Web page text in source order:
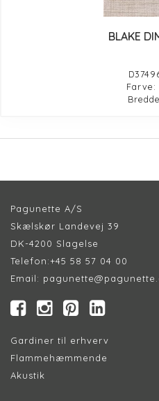
BLAKE
Farve:
Pagunette A/S
Skælskør Landevej 39
DK-4200 Slagelse
Telefon:+45 58 57 04 00
Email:
Gardiner til erhverv
Flammehæmmende
Akustik